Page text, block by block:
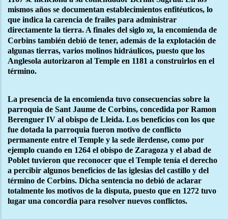
mismos años se documentan establecimientos enfitéuticos, lo
que indica la carencia de frailes para administrar
directamente la tierra. A finales del siglo xii, la encomienda de
Corbins también debió de tener, además de la explotación de
algunas tierras, varios molinos hidráulicos, puesto que los
Anglesola autorizaron al Temple en 1181 a construirlos en el
término.
La presencia de la encomienda tuvo consecuencias sobre la
parroquia de Sant Jaume de Corbins, concedida por Ramon
Berenguer IV al obispo de Lleida. Los beneficios con los que
fue dotada la parroquia fueron motivo de conflicto
permanente entre el Temple y la sede ilerdense, como por
ejemplo cuando en 1264 el obispo de Zaragoza y el abad de
Poblet tuvieron que reconocer que el Temple tenía el derecho
a percibir algunos beneficios de las iglesias del castillo y del
término de Corbins. Dicha sentencia no debió de aclarar
totalmente los motivos de la disputa, puesto que en 1272 tuvo
lugar una concordia para resolver nuevos conflictos.